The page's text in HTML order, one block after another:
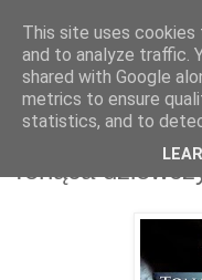
Tonąca
This site uses
and to analyze traffic.
shared with Google
metrics to ensure
statistics, and to